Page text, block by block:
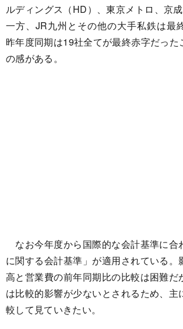
ルディングス（HD）、東京メトロ、京成
一方、JR九州とその他の大手私鉄は最
昨年度同期は19社全てが最終赤字だっ
の感がある。
なお今年度から国際的な会計基準に合
に関する会計基準」が適用されている。
高と営業費の前年同期比の比較は困難だ
は比較的影響が少ないとされるため、主
較して見ていきたい。